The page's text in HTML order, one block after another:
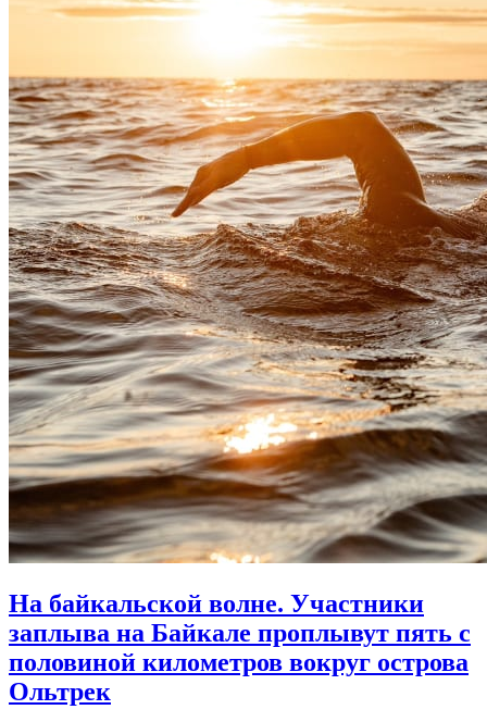
На байкальской волне. Участники
заплыва на Байкале проплывут пять с
половиной километров вокруг острова
Ольтрек